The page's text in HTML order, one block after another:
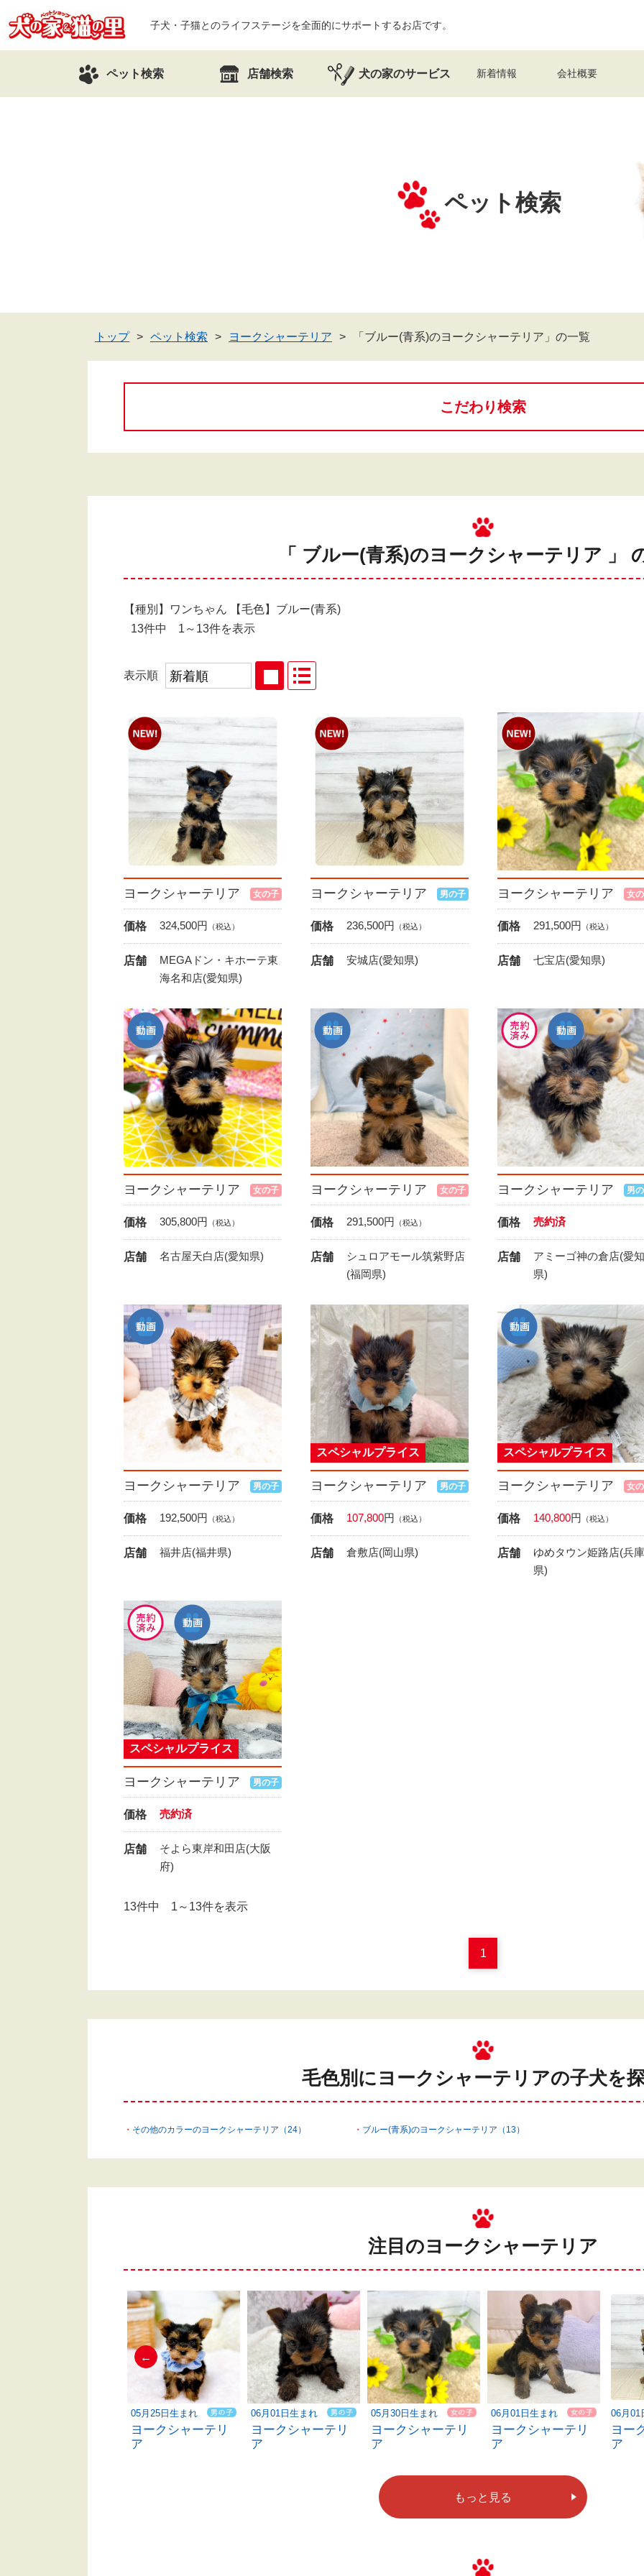
子犬・子猫とのライフステージを全面的にサポートするお店です。
ペット検索 店舗検索 犬の家のサービス 新着情報 会社概要
ペット検索
トップ ペット検索 ヨークシャーテリア 「ブルー(青系)のヨークシャーテリア」の一覧
こだわり検索
「 ブルー(青系)のヨークシャーテリア 」
【種別】ワンちゃん 【毛色】ブルー(青系)
13件中 1～13件を表示
表示順
ヨークシャーテリア 女の子
価格 324,500円 （税込）
店舗
MEGAドン・キホーテ東
海名和店(愛知県)
ヨークシャーテリア 男の子
価格 236,500円 （税込）
店舗 安城店(愛知県)
ヨークシャーテリア 女
価格 291,500円 （税込）
店舗 七宝店(愛知県)
ヨークシャーテリア 女の子
価格 305,800円 （税込）
店舗 名古屋天白店(愛知県)
ヨークシャーテリア 女の子
価格 291,500円 （税込）
店舗
シュロアモール筑紫野店
(福岡県)
ヨークシャーテリア 男
価格 売約済
店舗
アミーゴ神の倉店(愛知
県)
ヨークシャーテリア 男の子
価格 192,500円 （税込）
店舗 福井店(福井県)
ヨークシャーテリア 男の子
スペシャルプライス
価格 107,800円 （税込）
店舗 倉敷店(岡山県)
ヨークシャーテリア 女
スペシャルプライス
価格 140,800円 （税込）
店舗
ゆめタウン姫路店(兵庫
県)
ヨークシャーテリア 男の子
スペシャルプライス
価格 売約済
店舗
そよら東岸和田店(大阪
府)
13件中 1～13件を表示
1
毛色別にヨークシャーテリアの子犬を
その他のカラーのヨークシャーテリア（24） ブルー(青系)のヨークシャーテリア（13）
注目のヨークシャーテリア
←
05月25日生まれ
ヨークシャーテリ
ア
06月01日生まれ
ヨークシャーテリ
ア
05月30日生まれ
ヨークシャーテリ
ア
06月01日生まれ
ヨークシャーテリ
ア
06月01
ヨー
ア
もっと見る